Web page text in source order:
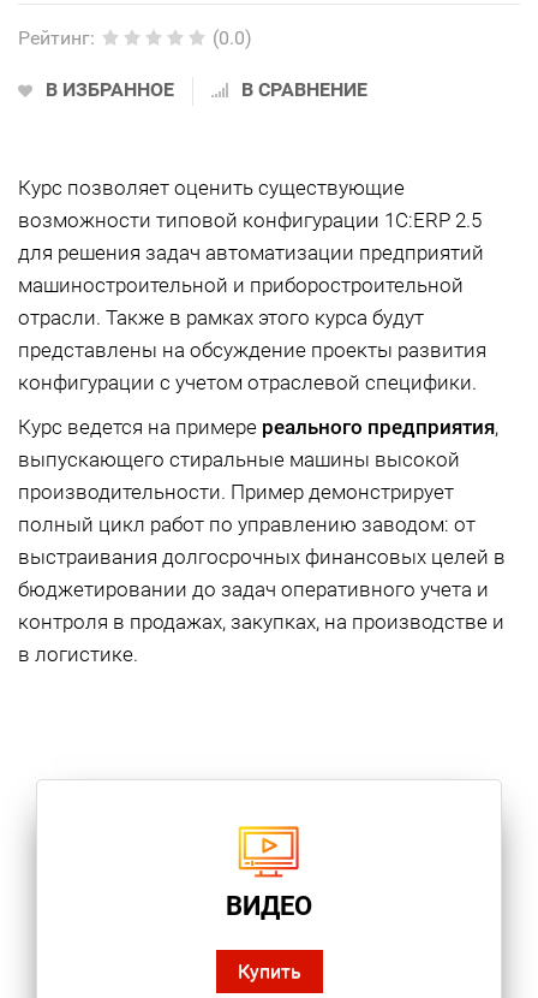
Рейтинг: (0.0)
В ИЗБРАННОЕ В СРАВНЕНИЕ
Курс позволяет оценить существующие
возможности типовой конфигурации 1С:ERP 2.5
для решения задач автоматизации предприятий
машиностроительной и приборостроительной
отрасли. Также в рамках этого курса будут
представлены на обсуждение проекты развития
конфигурации с учетом отраслевой специфики.
Курс ведется на примере реального предприятия,
выпускающего стиральные машины высокой
производительности. Пример демонстрирует
полный цикл работ по управлению заводом: от
выстраивания долгосрочных финансовых целей в
бюджетировании до задач оперативного учета и
контроля в продажах, закупках, на производстве и
в логистике.
ВИДЕО
Купить